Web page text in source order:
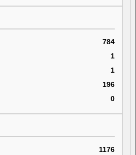
784
1
1
196
0
1176